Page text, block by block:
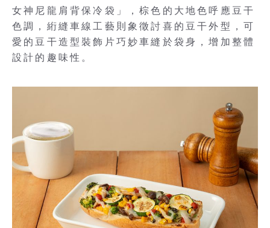
女神尼龍肩背保冷袋」，棕色的大地色呼應豆干
色調，絎縫車線工藝則象徵討喜的豆干外型，可
愛的豆干造型裝飾片巧妙車縫於袋身，增加整體
設計的趣味性。